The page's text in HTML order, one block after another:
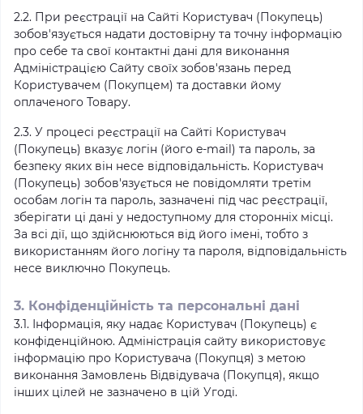
2.2. При реєстрації на Сайті Користувач (Покупець)
зобов'язується надати достовірну та точну інформацію
про себе та свої контактні дані для виконання
Адміністрацією Сайту своїх зобов'язань перед
Користувачем (Покупцем) та доставки йому
оплаченого Товару.
2.3. У процесі реєстрації на Сайті Користувач
(Покупець) вказує логін (його e-mail) та пароль, за
безпеку яких він несе відповідальність. Користувач
(Покупець) зобов'язується не повідомляти третім
особам логін та пароль, зазначені під час реєстрації,
зберігати ці дані у недоступному для сторонніх місці.
За всі дії, що здійснюються від його імені, тобто з
використанням його логіну та пароля, відповідальність
несе виключно Покупець.
3. Конфіденційність та персональні дані
3.1. Інформація, яку надає Користувач (Покупець) є
конфіденційною. Адміністрація сайту використовує
інформацію про Користувача (Покупця) з метою
виконання Замовлень Відвідувача (Покупця), якщо
інших цілей не зазначено в цій Угоді.